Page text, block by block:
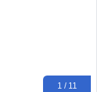
1 / 11